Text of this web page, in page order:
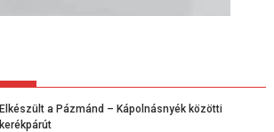
Elkészült a Pázmánd – Kápolnásnyék közötti
kerékpárút